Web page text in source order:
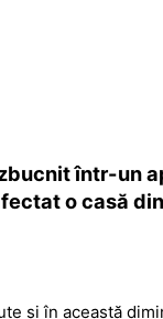
într-un
o casă
și în această